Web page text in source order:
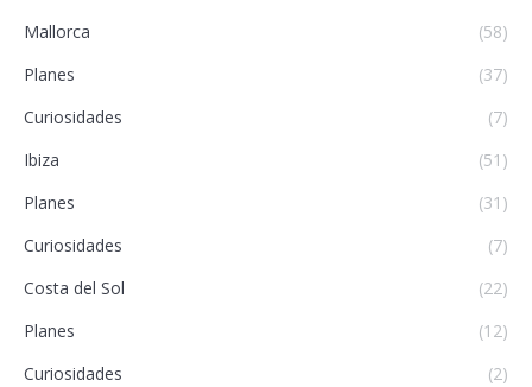
Mallorca
(58)
Planes
(37)
Curiosidades
(7)
Ibiza
(51)
Planes
(31)
Curiosidades
(7)
Costa del Sol
(22)
Planes
(12)
Curiosidades
(2)